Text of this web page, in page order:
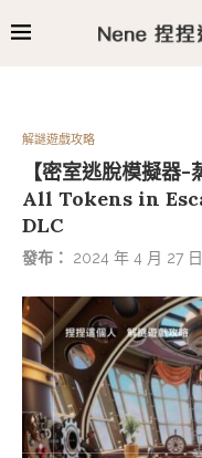
解謎遊戲攻略
【密室逃脫模擬器
All Tokens in
DLC
發布： 2024 年 4 月 27 日